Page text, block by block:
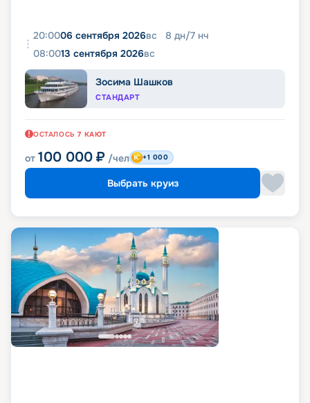
20:0006 сентября 2026вс 8 дн/7 нч
08:0013 сентября 2026вс
Зосима Шашков
СТАНДАРТ
ОСТАЛОСЬ 7 КАЮТ
от 100 000 ₽ /чел +1 000
Выбрать круиз